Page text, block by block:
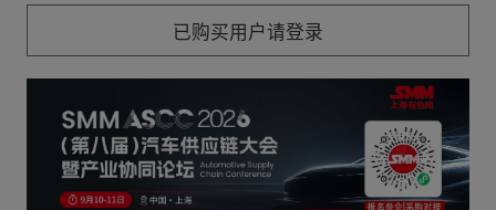
已购买用户请登录